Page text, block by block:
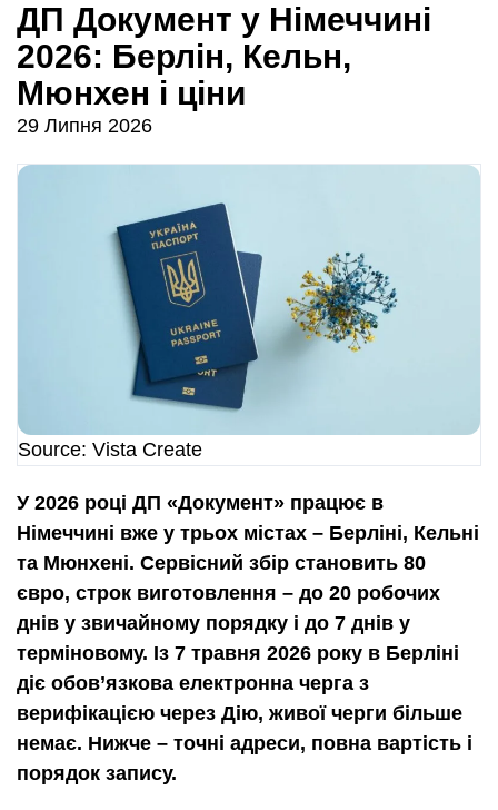
ДП Документ у Німеччині
2026: Берлін, Кельн,
Мюнхен і ціни
29 Липня 2026
Source: Vista Create
У 2026 році ДП «Документ» працює в
Німеччині вже у трьох містах – Берліні, Кельні
та Мюнхені. Сервісний збір становить 80
євро, строк виготовлення – до 20 робочих
днів у звичайному порядку і до 7 днів у
терміновому. Із 7 травня 2026 року в Берліні
діє обов’язкова електронна черга з
верифікацією через Дію, живої черги більше
немає. Нижче – точні адреси, повна вартість і
порядок запису.